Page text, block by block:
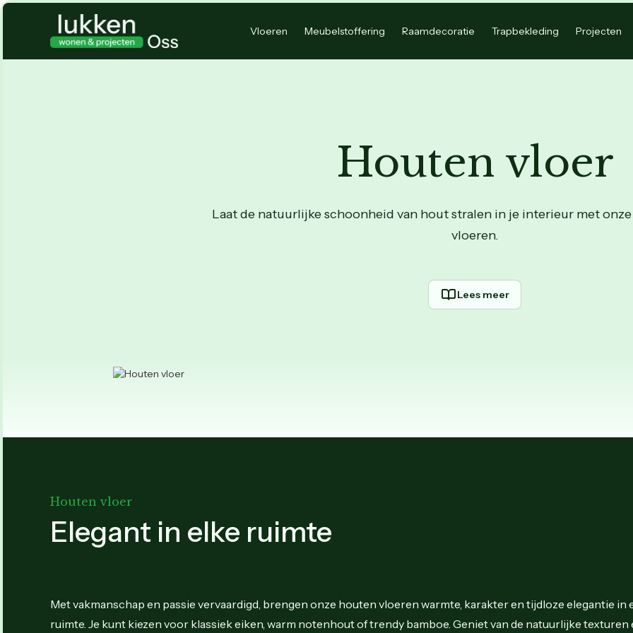
Vloeren Meubelstoffering Raamdecoratie Trapbekleding Projecten
Houten vloer
Laat de natuurlijke schoonheid van hout stralen in je interieur met
vloeren.
Lees meer
Houten vloer
Elegant in elke ruimte
Met vakmanschap en passie vervaardigd, brengen onze houten vloeren warmte, karakter en tijdloze elegantie in
ruimte. Je kunt kiezen voor klassiek eiken, warm notenhout of trendy bamboe. Geniet van de natuurlijke texturen